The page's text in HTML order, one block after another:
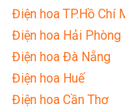
Điện hoa TP.Hồ Chí
Điện hoa Hải Phòng
Điện hoa Đà Nẵng
Điện hoa Huế
Điện hoa Cần Thơ